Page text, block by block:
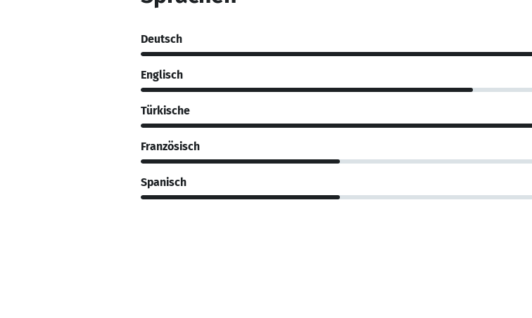
Deutsch
Englisch
Türkische
Französisch
Spanisch